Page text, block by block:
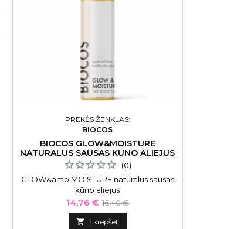
PREKĖS ŽENKLAS:
BIOCOS
BIOCOS GLOW&MOISTURE
NATŪRALUS SAUSAS KŪNO ALIEJUS
(0)
GLOW&amp;MOISTURE natūralus sausas
kūno aliejus
Kaina
14,76 € Bazinė
kaina
16,40 €
 Į krepšelį